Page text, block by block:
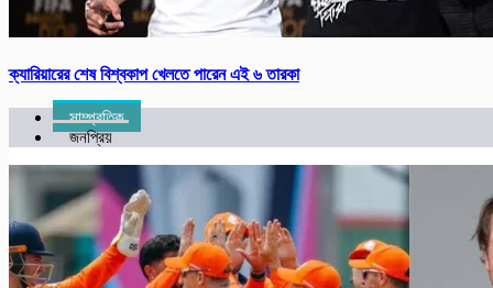
ক্যারিয়ারের শেষ বিশ্বকাপ খেলতে পারেন এই ৬ তারকা
সাম্প্রতিক
জনপ্রিয়